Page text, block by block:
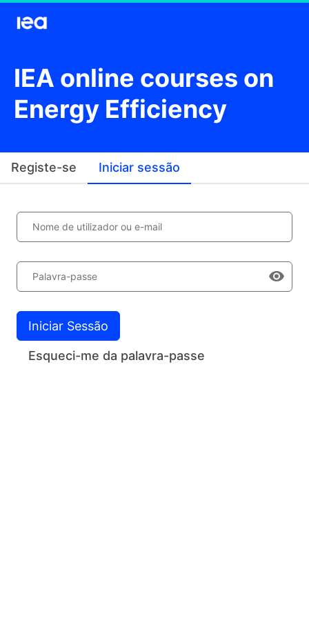
IEA online courses on
Energy Efficiency
Registe-se Iniciar sessão
Nome de utilizador ou e-mail
Palavra-passe
Iniciar Sessão
Esqueci-me da palavra-passe